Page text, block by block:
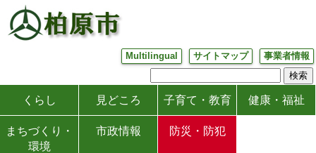
Multilingual サイトマップ 事業者情報
くらし 見どころ 子育て・教育 健康・福祉
まちづくり・
環境
市政情報 防災・防犯